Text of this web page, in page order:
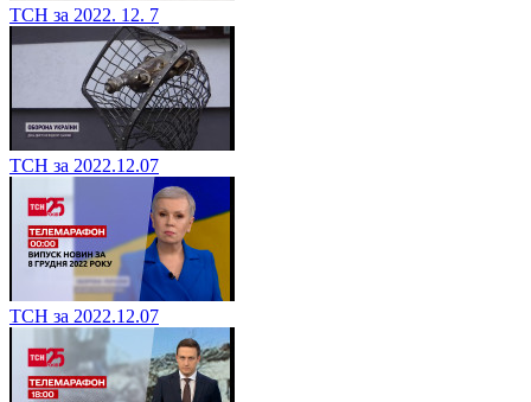
ТСН за 2022. 12. 7
ТСН за 2022.12.07
ТСН за 2022.12.07